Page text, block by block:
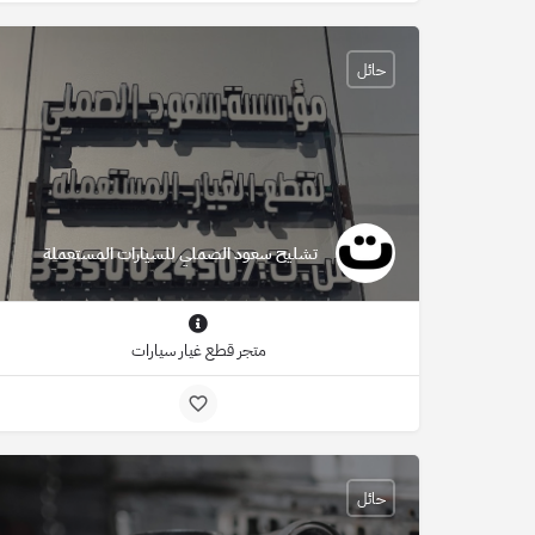
تشليح سعود الصملي للسيارات المستعملة
حائل
متجر قطع غيار سيارات
حائل